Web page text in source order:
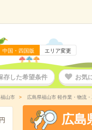
中国・四国版 エリア変更
存した希望条件 お気
山市 広島県福山市 軽作業・物流
円 広島